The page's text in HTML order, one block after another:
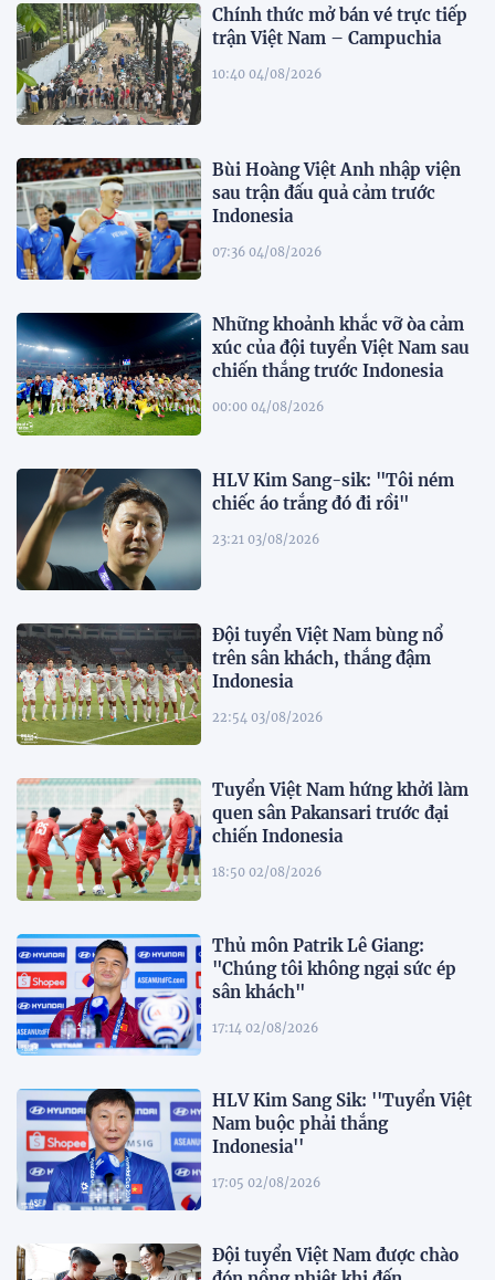
Chính thức mở bán vé trực tiếp
trận Việt Nam – Campuchia
10:40 04/08/2026
Bùi Hoàng Việt Anh nhập viện
sau trận đấu quả cảm trước
Indonesia
07:36 04/08/2026
Những khoảnh khắc vỡ òa cảm
xúc của đội tuyển Việt Nam sau
chiến thắng trước Indonesia
00:00 04/08/2026
HLV Kim Sang-sik: "Tôi ném
chiếc áo trắng đó đi rồi"
23:21 03/08/2026
Đội tuyển Việt Nam bùng nổ
trên sân khách, thắng đậm
Indonesia
22:54 03/08/2026
Tuyển Việt Nam hứng khởi làm
quen sân Pakansari trước đại
chiến Indonesia
18:50 02/08/2026
Thủ môn Patrik Lê Giang:
"Chúng tôi không ngại sức ép
sân khách"
17:14 02/08/2026
HLV Kim Sang Sik: ''Tuyển Việt
Nam buộc phải thắng
Indonesia''
17:05 02/08/2026
Đội tuyển Việt Nam được chào